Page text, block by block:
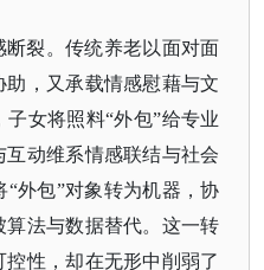
裂。传统养老以面对面
，又承载情感慰藉与文
子女将照料“外包”给专业
互动维系情感联结与社会
“外包”对象转为机器，协
法与数据替代。 这一转
性，却在无形中削弱了